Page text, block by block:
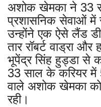
अशोक खेमका ने 33
प्रशासनिक सेवाओं में
उन्होंने एक ऐसे लैंड
तार रॉबर्ट वाड्रा और
भूपेंद्र सिंह हुड्डा से
33 साल के करियर में
वाले अशोक खेमका
रही।